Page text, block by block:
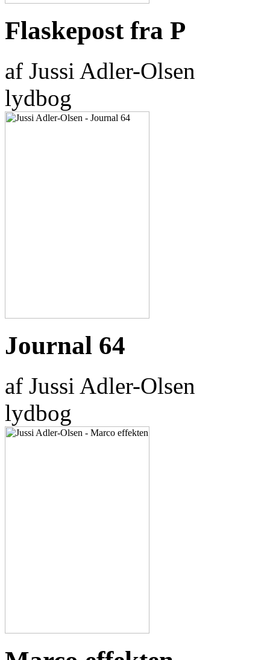
Flaskepost fra P
af Jussi Adler-Olsen
lydbog
Journal 64
af Jussi Adler-Olsen
lydbog